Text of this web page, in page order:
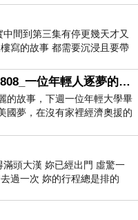
間到第三集有停更幾天才又
寫的故事 都需要沉浸且要帶
小朱週記 20260808_一位年輕人逐夢的真實故事
的故事，下週一位年輕大學畢
國夢，在沒有家裡經濟奧援的
力工作累積出國基
頭大漢 妳已經出門 虛驚一
過一次 妳的行程總是排的